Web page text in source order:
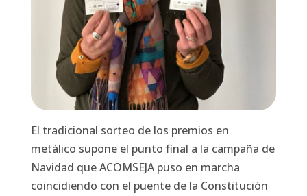
El tradicional sorteo de los premios en
metálico supone el punto final a la campaña de
Navidad que ACOMSEJA puso en marcha
coincidiendo con el puente de la Constitución